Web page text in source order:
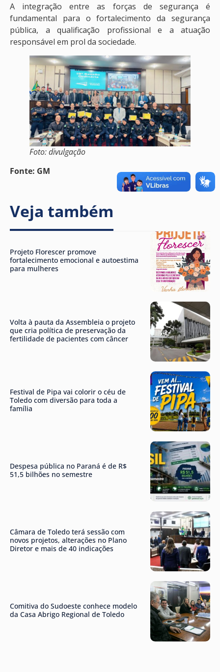
A integração entre as forças de segurança é
fundamental para o fortalecimento da segurança
pública, a qualificação profissional e a atuação
responsável em prol da sociedade.
Foto: divulgação
Fonte: GM
Veja também
Projeto Florescer promove
fortalecimento emocional e autoestima
para mulheres
Volta à pauta da Assembleia o projeto
que cria política de preservação da
fertilidade de pacientes com câncer
Festival de Pipa vai colorir o céu de
Toledo com diversão para toda a
família
Despesa pública no Paraná é de R$
51,5 bilhões no semestre
Câmara de Toledo terá sessão com
novos projetos, alterações no Plano
Diretor e mais de 40 indicações
Comitiva do Sudoeste conhece modelo
da Casa Abrigo Regional de Toledo